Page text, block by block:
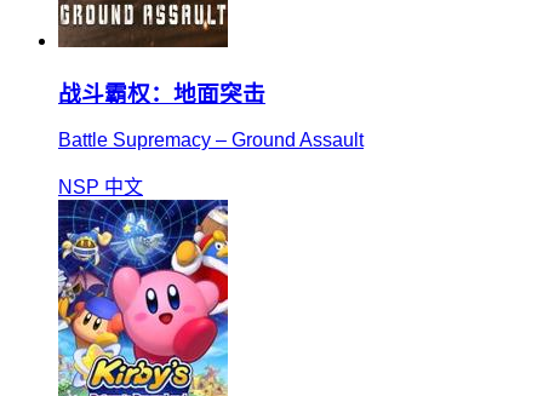
战斗霸权：地面突击
Battle Supremacy – Ground Assault
NSP 中文